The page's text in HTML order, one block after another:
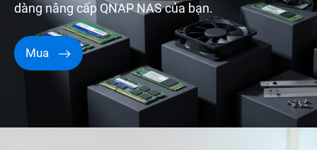
dàng nâng cấp QNAP NAS của bạn.
Mua